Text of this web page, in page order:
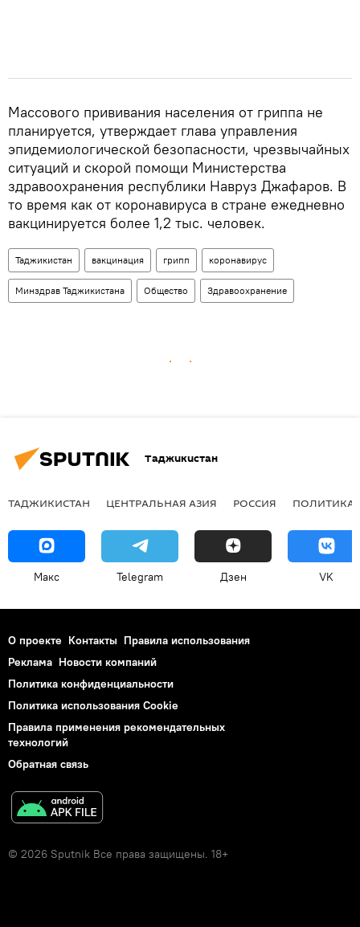
Массового прививания населения от гриппа не
планируется, утверждает глава управления
эпидемиологической безопасности, чрезвычайных
ситуаций и скорой помощи Министерства
здравоохранения республики Навруз Джафаров. В
то время как от коронавируса в стране ежедневно
вакцинируется более 1,2 тыс. человек.
Таджикистан вакцинация грипп коронавирус
Минздрав Таджикистана Общество Здравоохранение
Таджикистан
ТАДЖИКИСТАН ЦЕНТРАЛЬНАЯ АЗИЯ РОССИЯ ПОЛИТИКА
Макс Telegram Дзен VK
О проекте Контакты Правила использования
Реклама Новости компаний
Политика конфиденциальности
Политика использования Cookie
Правила применения рекомендательных
технологий
Обратная связь
© 2026 Sputnik Все права защищены. 18+